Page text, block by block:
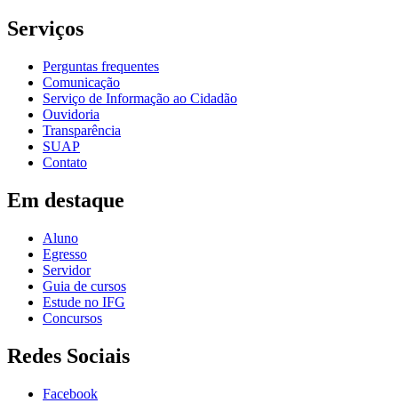
Serviços
Perguntas frequentes
Comunicação
Serviço de Informação ao Cidadão
Ouvidoria
Transparência
SUAP
Contato
Em destaque
Aluno
Egresso
Servidor
Guia de cursos
Estude no IFG
Concursos
Redes Sociais
Facebook